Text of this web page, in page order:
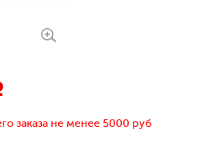
заказа не менее 5000 руб